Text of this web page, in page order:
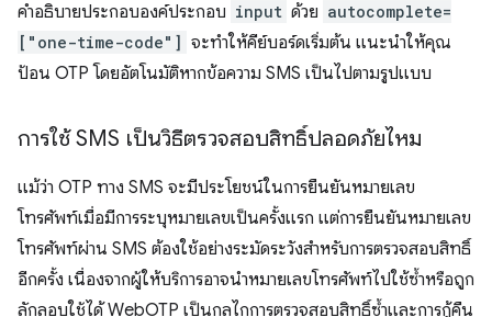
คำอธิบายประกอบองค์ประกอบ input ด้วย autocomplete=
["one-time-code"]
จะทำให้คีย์บอร์ดเริ่มต้น แนะนำให้คุณ
ป้อน OTP โดยอัตโนมัติหากข้อความ SMS เป็นไปตามรูปแบบ
การใช้ SMS เป็นวิธีตรวจสอบสิทธิ์ปลอดภัยไหม
แม้ว่า OTP ทาง SMS จะมีประโยชน์ในการยืนยันหมายเลข
โทรศัพท์เมื่อมีการระบุหมายเลขเป็นครั้งแรก แต่การยืนยันหมายเลข
โทรศัพท์ผ่าน SMS ต้องใช้อย่างระมัดระวังสำหรับการตรวจสอบสิทธิ์
อีกครั้ง เนื่องจากผู้ให้บริการอาจนำหมายเลขโทรศัพท์ไปใช้ซ้ำหรือถูก
ลักลอบใช้ได้ WebOTP เป็นกลไกการตรวจสอบสิทธิ์ซ้ำและการกู้คืน